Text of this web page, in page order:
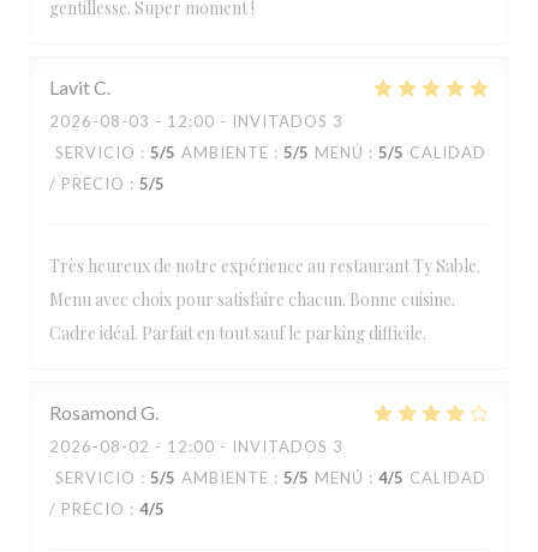
gentillesse. Super moment !
LavitC
2026-08-03 - 12:00 - INVITADOS 3
SERVICIO : 5/5 AMBIENTE : 5/5 MENÚ : 5/5 CALIDAD
/ PRECIO : 5/5
Très heureux de notre expérience au restaurant Ty Sable.
Menu avec choix pour satisfaire chacun. Bonne cuisine.
Cadre idéal. Parfait en tout sauf le parking difficile.
Rosamond G
2026-08-02 - 12:00 - INVITADOS 3
SERVICIO : 5/5 AMBIENTE : 5/5 MENÚ : 4/5 CALIDAD
/ PRECIO : 4/5